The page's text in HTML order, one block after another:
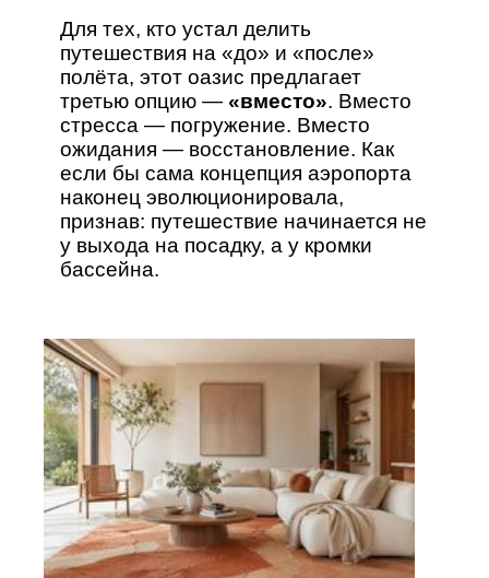
Для тех, кто устал делить
путешествия на «до» и «после»
полёта, этот оазис предлагает
третью опцию — «вместо». Вместо
стресса — погружение. Вместо
ожидания — восстановление. Как
если бы сама концепция аэропорта
наконец эволюционировала,
признав: путешествие начинается не
у выхода на посадку, а у кромки
бассейна.